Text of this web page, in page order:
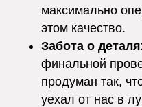
максимально
этом качество.
Забота о
финальной
продуман так,
уехал от нас в